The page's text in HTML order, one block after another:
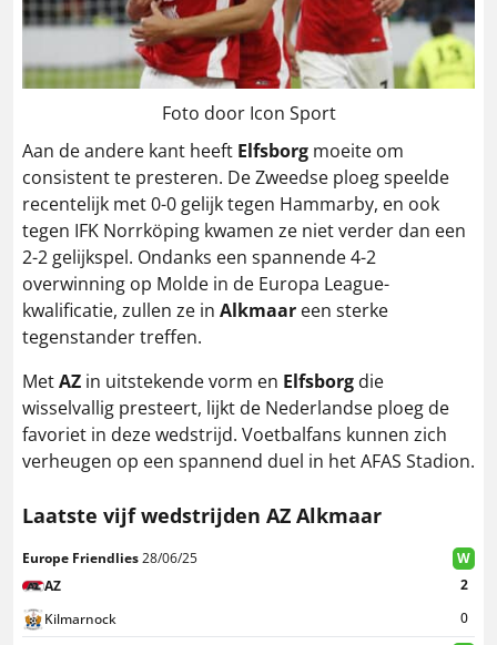
Foto door Icon Sport
Aan de andere kant heeft Elfsborg moeite om
consistent te presteren. De Zweedse ploeg speelde
recentelijk met 0-0 gelijk tegen Hammarby, en ook
tegen IFK Norrköping kwamen ze niet verder dan een
2-2 gelijkspel. Ondanks een spannende 4-2
overwinning op Molde in de Europa League-
kwalificatie, zullen ze in Alkmaar een sterke
tegenstander treffen​.
MetAZ in uitstekende vorm en Elfsborg die
wisselvallig presteert, lijkt de Nederlandse ploeg de
favoriet in deze wedstrijd. Voetbalfans kunnen zich
verheugen op een spannend duel in het AFAS Stadion.
Laatste vijf wedstrijden AZ Alkmaar
Europe Friendlies28/06/25 W
Kilmarnock 0
AZ 2